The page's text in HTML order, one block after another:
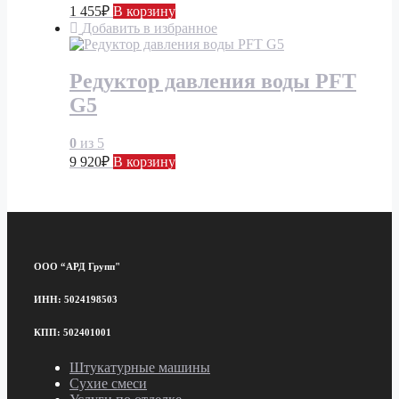
1 455₽ В корзину
Добавить в избранное
Редуктор давления воды PFT
G5
0 из 5
9 920₽ В корзину
ООО “АРД Групп"
ИНН: 5024198503
КПП: 502401001
Штукатурные машины
Сухие смеси